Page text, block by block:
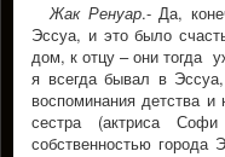
Жак Ренуар.- Да,
Эссуа, и это было
дом, к отцу – они тогда
я всегда бывал в
воспоминания детства
сестра (актриса
собственностью города